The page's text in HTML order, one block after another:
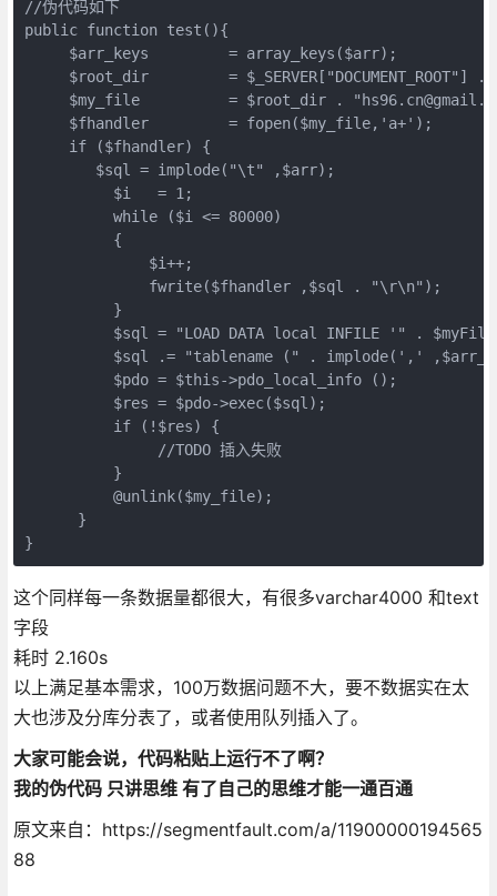
//伪代码如下
public function test(){
     $arr_keys         = array_keys($arr);
$root_dir         = $_SERVER["DOCUMENT_ROOT"] .
$my_file          = $root_dir .
     $fhandler         = fopen($my_file,'a+');
     if ($fhandler) {
        $sql = implode("\t" ,$arr);
          $i   = 1;
          while ($i <= 80000)
          {
              $i++;
              fwrite($fhandler ,$sql . "\r\n");
          }
$sql = "LOAD DATA local INFILE '" .
$sql .= "tablename (" . implode(','
          $pdo = $this->pdo_local_info ();
          $res = $pdo->exec($sql);
          if (!$res) {
               //TODO 插入失败
          }
          @unlink($my_file);
      }
}
这个同样每一条数据量都很大，有很多varchar4000 和text
字段
耗时 2.160s
以上满足基本需求，100万数据问题不大，要不数据实在太
大也涉及分库分表了，或者使用队列插入了。
大家可能会说，代码粘贴上运行不了啊？
我的伪代码 只讲思维 有了自己的思维才能一通百通
原文来自：https://segmentfault.com/a/11900000194565
88